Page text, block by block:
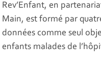
Rev’Enfant, en
Main, est formé par
données comme seul
enfants malades de